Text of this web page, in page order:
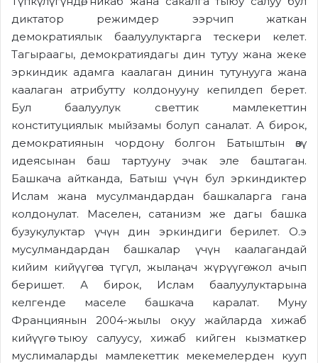
диктатор режимдер ээрчип жаткан
демократиялык баалуулуктарга тескери келет.
Тагыраагы, демократиядагы дин тутуу жана жеке
эркиндик адамга каалаган динин тутунууга жана
каалаган атрибутту колдонууну кепилдеп берет.
Бул баалуулук светтик мамлекеттин
конституциялык мыйзамы болуп саналат. А бирок,
демократиянын чордону болгон Батыштын өзү
идеясынан баш тартууну эчак эле баштаган.
Башкача айтканда, Батыш үчүн бул эркиндиктер
Ислам жана мусулмандардан башкаларга гана
колдонулат. Маселен, сатанизм же дагы башка
бузукулуктар үчүн дин эркиндиги берилет. О.э
мусулмандардан башкалар үчүн каалагандай
кийим кийүүгө а түгүл, жылаңач жүрүүгө жол ачып
беришет. А бирок, Ислам баалуулуктарына
келгенде маселе башкача каралат. Муну
Франциянын 2004-жылы окуу жайларда хижаб
кийүүгө тыюу салуусу, хижаб кийген кызматкер
муслималарды мамлекеттик мекемелерден кууп